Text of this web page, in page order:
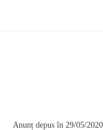
Anunț depus în 29/05/2020